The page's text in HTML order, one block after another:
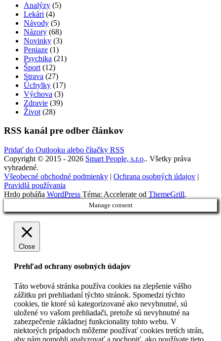
Analýzy (5)
Lekári (4)
Návody (5)
Názory (68)
Novinky (3)
Peniaze (1)
Psychika (21)
Šport (12)
Strava (27)
Úchylky (17)
Výchova (3)
Zdravie (39)
Život (28)
RSS kanál pre odber článkov
Pridať do Outlooku alebo čítačky RSS
Copyright © 2015 - 2026 Smart People, s.r.o.. Všetky práva
vyhradené.
Všeobecné obchodné podmienky | Ochrana osobných údajov |
Pravidlá používania
Hrdo poháňa WordPress Téma: Accelerate od ThemeGrill.
Manage consent
Close
Prehľad ochrany osobných údajov
Táto webová stránka používa cookies na zlepšenie vášho
zážitku pri prehliadaní týchto stránok. Spomedzi týchto
cookies, tie ktoré sú kategorizované ako nevyhnutné, sú
uložené vo vašom prehliadači, pretože sú nevyhnutné na
zabezpečenie základnej funkcionality tohto webu. V
niektorých prípadoch môžeme používať cookies tretích strán,
aby nám pomohli analyzovať a pochopiť, ako používate tieto